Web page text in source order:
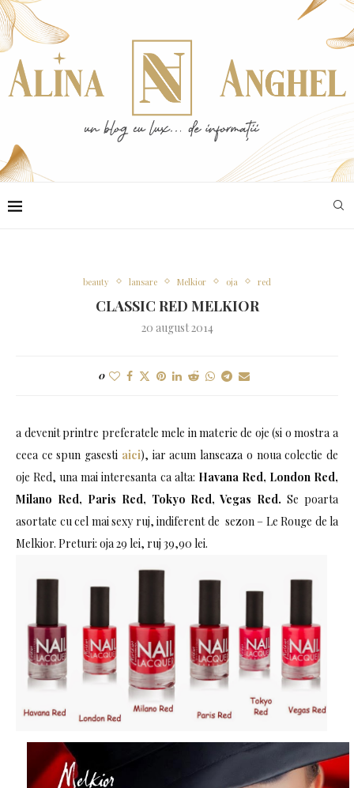
beauty lansare Melkior oja red
CLASSIC RED MELKIOR
20 august 2014
0
a devenit printre preferatele mele in materie de oje (si o mostra a
ceea ce spun gasesti aici), iar acum lanseaza o noua colectie de
oje Red, una mai interesanta ca alta: Havana Red, London Red,
Milano Red, Paris Red, Tokyo Red, Vegas Red.Se poarta
asortate cu cel mai sexy ruj, indiferent de sezon – Le Rouge de la
Melkior. Preturi: oja 29 lei, ruj 39,90 lei.